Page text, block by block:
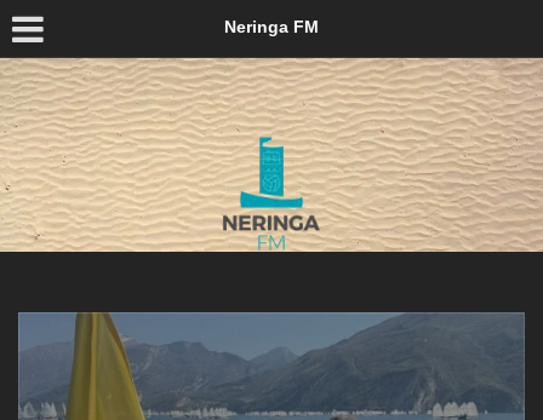
Neringa FM